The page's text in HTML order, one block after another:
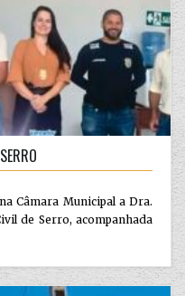
Câmara Municipal a Dra.
de Serro, acompanhada